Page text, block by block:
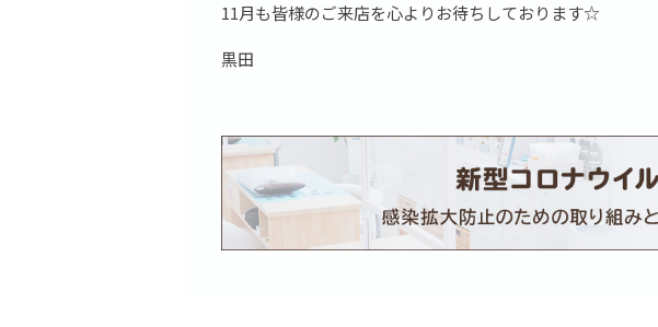
11月も皆様のご来店を心よりお待ちしております☆
黒田